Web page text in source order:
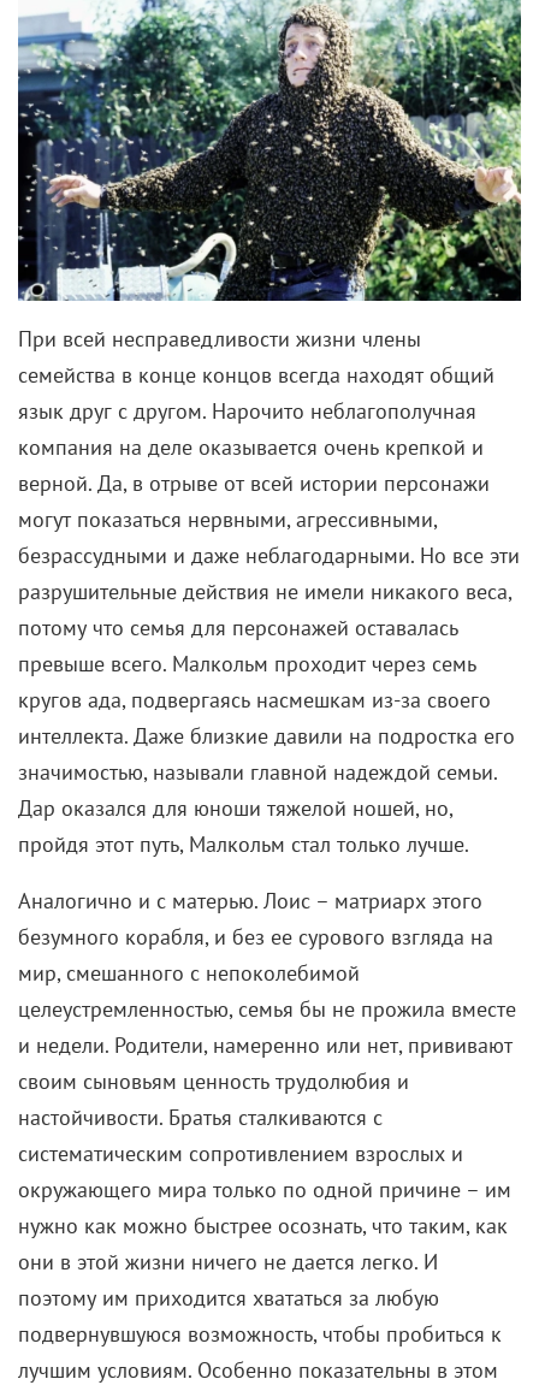
При всей несправедливости жизни члены
семейства в конце концов всегда находят общий
язык друг с другом. Нарочито неблагополучная
компания на деле оказывается очень крепкой и
верной. Да, в отрыве от всей истории персонажи
могут показаться нервными, агрессивными,
безрассудными и даже неблагодарными. Но все эти
разрушительные действия не имели никакого веса,
потому что семья для персонажей оставалась
превыше всего. Малкольм проходит через семь
кругов ада, подвергаясь насмешкам из-за своего
интеллекта. Даже близкие давили на подростка его
значимостью, называли главной надеждой семьи.
Дар оказался для юноши тяжелой ношей, но,
пройдя этот путь, Малкольм стал только лучше.
Аналогично и с матерью. Лоис – матриарх этого
безумного корабля, и без ее сурового взгляда на
мир, смешанного с непоколебимой
целеустремленностью, семья бы не прожила вместе
и недели. Родители, намеренно или нет, прививают
своим сыновьям ценность трудолюбия и
настойчивости. Братья сталкиваются с
систематическим сопротивлением взрослых и
окружающего мира только по одной причине – им
нужно как можно быстрее осознать, что таким, как
они в этой жизни ничего не дается легко. И
поэтому им приходится хвататься за любую
подвернувшуюся возможность, чтобы пробиться к
лучшим условиям. Особенно показательны в этом